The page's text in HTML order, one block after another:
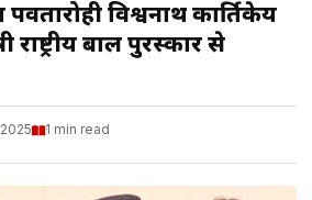
पर्वतारोही विश्वनाथ कार्तिकेय
राष्ट्रीय बाल पुरस्कार से
1 min read